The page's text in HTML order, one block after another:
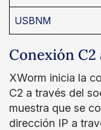
USBNM
Conexión C2
XWorm inicia la
C2 a través del
muestra que se
dirección IP a